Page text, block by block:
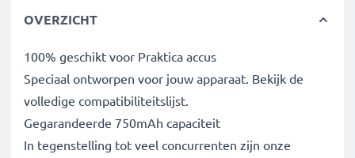
OVERZICHT
100% geschikt voor Praktica accus
Speciaal ontworpen voor jouw apparaat. Bekijk de
volledige compatibiliteitslijst.
Gegarandeerde 750mAh capaciteit
In tegenstelling tot veel concurrenten zijn onze